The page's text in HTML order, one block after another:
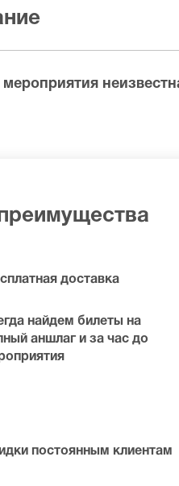
осуществляется в
всегда большой выбор
на История игрушек
лучшие места по доступной
доставка
найдем билеты на
аншлаг и за час до
постоянным клиентам